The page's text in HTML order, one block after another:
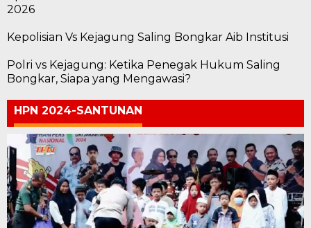
2026
Kepolisian Vs Kejagung Saling Bongkar Aib Institusi
Polri vs Kejagung: Ketika Penegak Hukum Saling
Bongkar, Siapa yang Mengawasi?
HPN 2024-SANTUNAN